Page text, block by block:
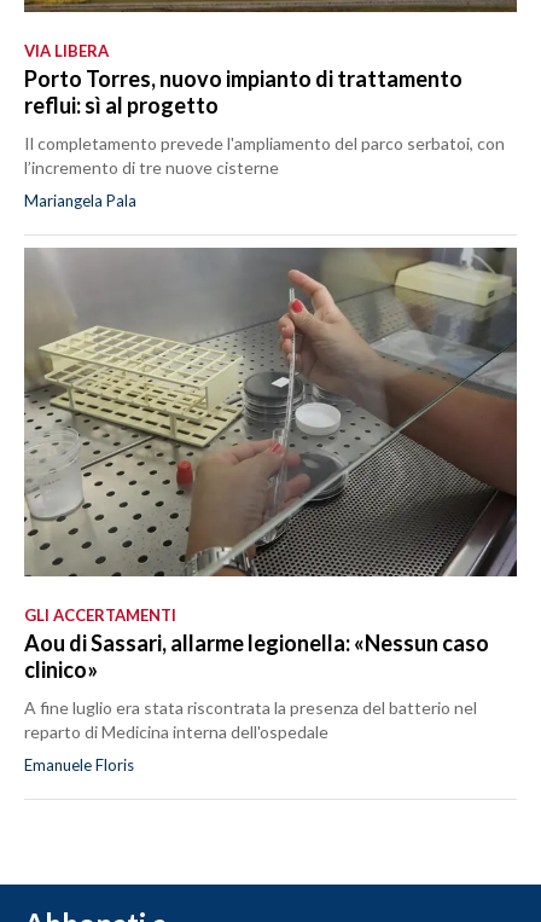
VIA LIBERA
Porto Torres, nuovo impianto di trattamento
reflui: sì al progetto
Il completamento prevede l'ampliamento del parco serbatoi, con
l’incremento di tre nuove cisterne
Mariangela Pala
GLI ACCERTAMENTI
Aou di Sassari, allarme legionella: «Nessun caso
clinico»
A fine luglio era stata riscontrata la presenza del batterio nel
reparto di Medicina interna dell'ospedale
Emanuele Floris